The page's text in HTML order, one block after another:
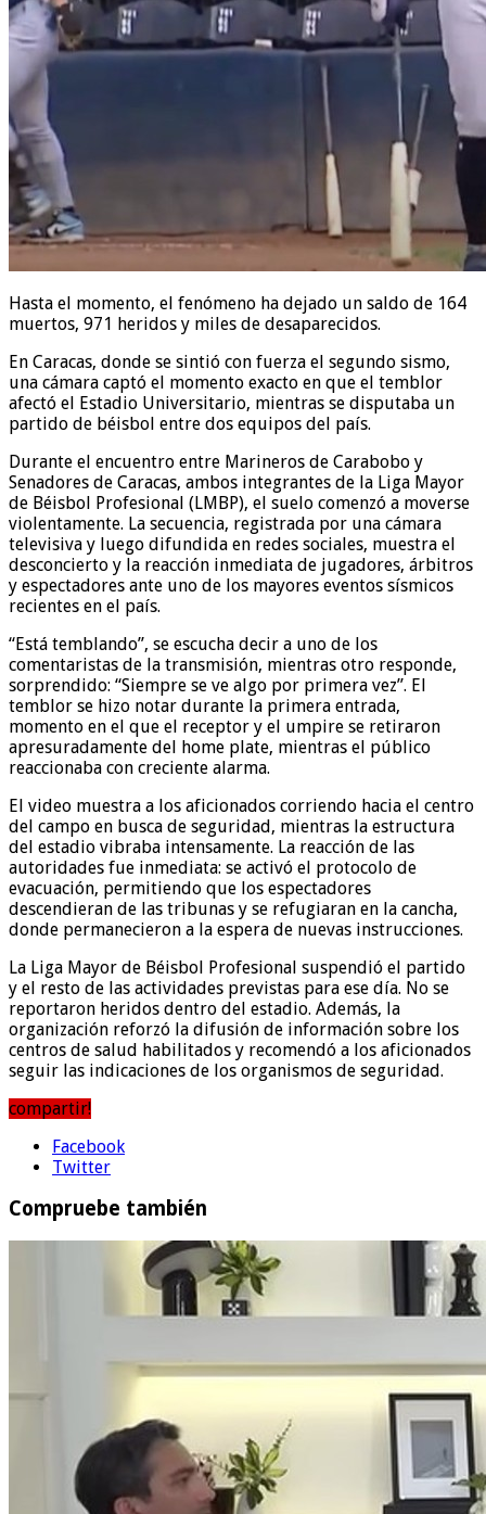
Hasta el momento, el fenómeno ha dejado un saldo de 164
muertos, 971 heridos y miles de desaparecidos.
En Caracas, donde se sintió con fuerza el segundo sismo,
una cámara captó el momento exacto en que el temblor
afectó el Estadio Universitario, mientras se disputaba un
partido de béisbol entre dos equipos del país.
Durante el encuentro entre Marineros de Carabobo y
Senadores de Caracas, ambos integrantes de la Liga Mayor
de Béisbol Profesional (LMBP), el suelo comenzó a moverse
violentamente. La secuencia, registrada por una cámara
televisiva y luego difundida en redes sociales, muestra el
desconcierto y la reacción inmediata de jugadores, árbitros
y espectadores ante uno de los mayores eventos sísmicos
recientes en el país.
“Está temblando”, se escucha decir a uno de los
comentaristas de la transmisión, mientras otro responde,
sorprendido: “Siempre se ve algo por primera vez”. El
temblor se hizo notar durante la primera entrada,
momento en el que el receptor y el umpire se retiraron
apresuradamente del home plate, mientras el público
reaccionaba con creciente alarma.
El video muestra a los aficionados corriendo hacia el centro
del campo en busca de seguridad, mientras la estructura
del estadio vibraba intensamente. La reacción de las
autoridades fue inmediata: se activó el protocolo de
evacuación, permitiendo que los espectadores
descendieran de las tribunas y se refugiaran en la cancha,
donde permanecieron a la espera de nuevas instrucciones.
La Liga Mayor de Béisbol Profesional suspendió el partido
y el resto de las actividades previstas para ese día. No se
reportaron heridos dentro del estadio. Además, la
organización reforzó la difusión de información sobre los
centros de salud habilitados y recomendó a los aficionados
seguir las indicaciones de los organismos de seguridad.
compartir!
Facebook
Twitter
Compruebe también